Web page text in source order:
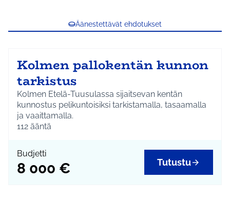
Äänestettävät ehdotukset
Kolmen pallokentän kunnon
tarkistus
Kolmen Etelä-Tuusulassa sijaitsevan kentän
kunnostus pelikuntoisiksi tarkistamalla, tasaamalla
ja vaaittamalla.
112 ääntä
Budjetti
8 000 € Tutustu